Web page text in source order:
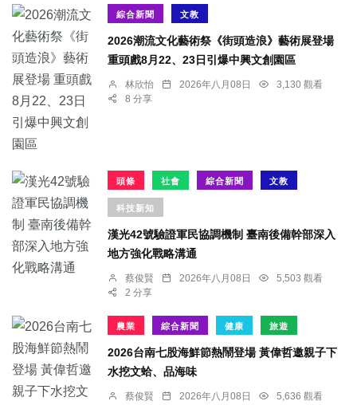
綜合新聞 文教
2026潮流文化藝術祭《街頭造浪》藝術展登場
重頭戲8月22、23日引爆中興文創園區
林欣怡 2026年八月08日
3,130 觀看
8 分享
頭條 社會 綜合新聞 文教
科技新知
漢光42號驗證軍民協調機制 臺南後備幹部深入
地方強化戰略溝通
蔡俊賢 2026年八月08日
5,503 觀看
2 分享
農業 綜合新聞 健康 旅遊
2026台南七股海鮮節熱鬧登場 黃偉哲邀親子下
水挖文蛤、品海味
蔡俊賢 2026年八月08日
5,636 觀看